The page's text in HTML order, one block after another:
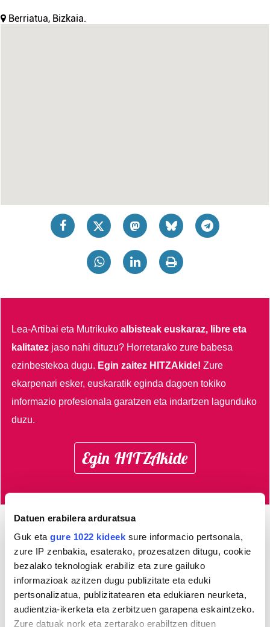
Datuen erabilera arduratsua
Guk eta gure 1022 kideek sure informacio pertsonala,
zure IP zenbakia, esaterako, prozesatzen ditugu, cookie
bezalako teknologiak erabiliz eta zure gailuko
informazioak azitzen dugu publizitate eta eduki
pertsonalizatua, publizitatearen eta edukiaren neurketa,
audientzia-ikerketa eta zerbitzuen garapena eskaintzeko.
Zure datuak nork eta zertarako erabiltzen dituen
Berriatua, Bizkaia.
Lea-Artibai eta Mutrikukoalbisteak euskaraz, libre eta
kalitatez jaso nahi dituzu? Horretarako zure babesa
ezinbestekoa dugu. Egin zaitez HITZAkide!Zure
ekarpenari esker, euskaratik eginda dagoen tokiko
informazio profesionala garatzen eta indartzen lagunduko
duzu.
Egin HITZAkide
Azken 3 egunetako irakurrienak
1
Gazteek abentura jolasez
gozatu ahalko dute
Aulestin